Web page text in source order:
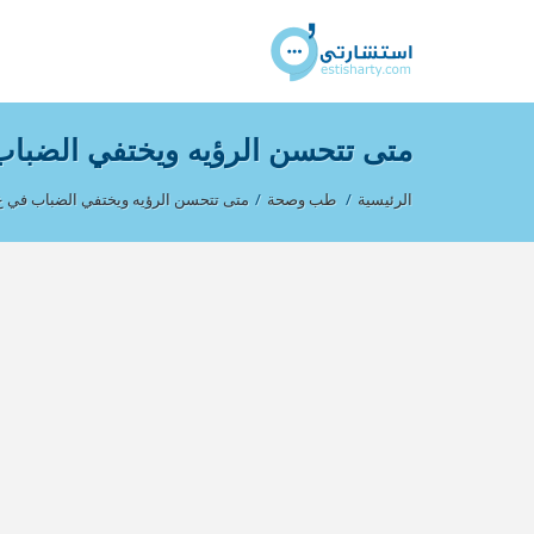
متى تتحسن الرؤيه ويختفي
الرئيسية / طب وصحة / متى تتحسن الرؤيه ويختفي الضباب في